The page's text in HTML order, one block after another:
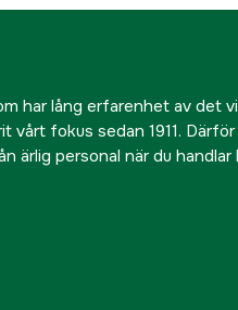
har lång erfarenhet av det
vårt fokus sedan 1911.
ärlig personal när du handlar